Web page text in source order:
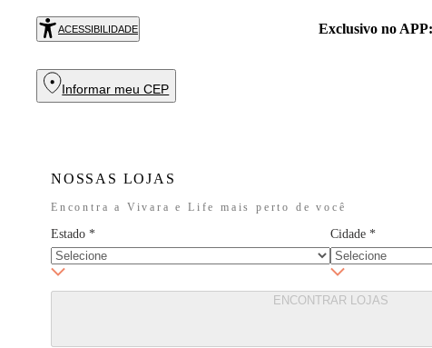
ACESSIBILIDADE Exclusivo no
Informar meu CEP
NOSSAS LOJAS
Encontra a Vivara e Life mais perto de você
Estado * Cidade *
ENCONTRAR LOJAS